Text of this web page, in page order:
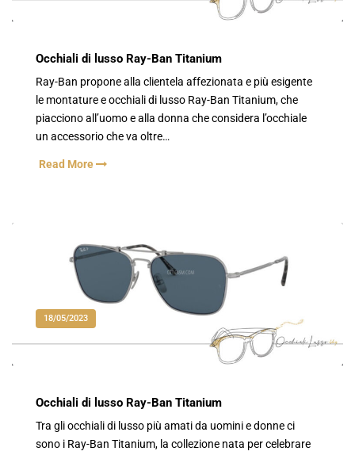
Occhiali di lusso Ray-Ban Titanium
Ray-Ban propone alla clientela affezionata e più esigente
le montature e occhiali di lusso Ray-Ban Titanium, che
piacciono all’uomo e alla donna che considera l’occhiale
un accessorio che va oltre…
Read More
18/05/2023
Occhiali di lusso Ray-Ban Titanium
Tra gli occhiali di lusso più amati da uomini e donne ci
sono i Ray-Ban Titanium, la collezione nata per celebrare